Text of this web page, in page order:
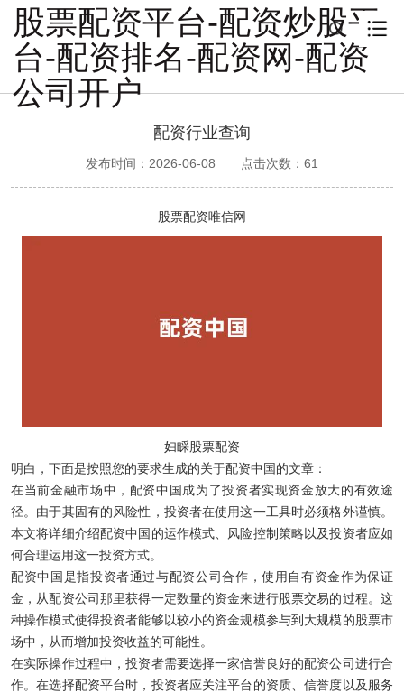
股票配资平台-配资炒股平
台-配资排名-配资网-配资
公司开户
配资行业查询
发布时间：2026-06-08 点击次数： 61
股票配资唯信网
妇睬股票配资
明白，下面是按照您的要求生成的关于配资中国的文章：
在当前金融市场中，配资中国成为了投资者实现资金放大的有效途
径。由于其固有的风险性，投资者在使用这一工具时必须格外谨慎。
本文将详细介绍配资中国的运作模式、风险控制策略以及投资者应如
何合理运用这一投资方式。
配资中国是指投资者通过与配资公司合作，使用自有资金作为保证
金，从配资公司那里获得一定数量的资金来进行股票交易的过程。这
种操作模式使得投资者能够以较小的资金规模参与到大规模的股票市
场中，从而增加投资收益的可能性。
在实际操作过程中，投资者需要选择一家信誉良好的配资公司进行合
作。在选择配资平台时，投资者应关注平台的资质、信誉度以及服务